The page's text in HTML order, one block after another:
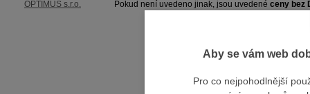
OPTIMUS s.r.o. Pokud není uvedeno jinak, jsou uvedené ceny bez
Aby se vám web
Pro co nejpohodlnější